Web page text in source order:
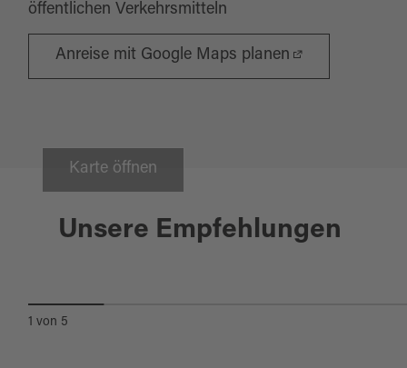
öffentlichen Verkehrsmitteln
Anreise mit Google Maps planen
Karte öffnen
Unsere Empfehlungen
Neunburg vorm Wald
AUSSICHTSTURM AM
1 von 5